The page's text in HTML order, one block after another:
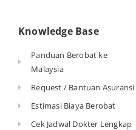
Knowledge Base
Panduan Berobat ke
Malaysia
Request / Bantuan Asuransi
Estimasi Biaya Berobat
Cek Jadwal Dokter Lengkap